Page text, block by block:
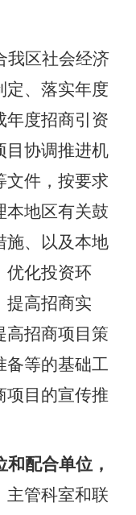
我区社会经济
定、落实年度
年度招商引资
目协调推进机
文件，按要求
本地区有关鼓
施、以及本地
优化投资环
提高招商实
高招商项目策
备等的基础工
项目的宣传推
配合单位，
主管科室和联